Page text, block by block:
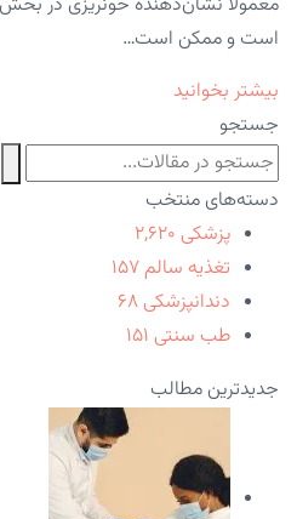
است و ممکن است…
بیشتر بخوانید
جستجو
دسته‌های منتخب
پزشکی ۲,۶۲۰
تغذیه سالم ۱۵۷
دندانپزشکی ۶۸
طب سنتی ۱۵۱
جدیدترین مطالب